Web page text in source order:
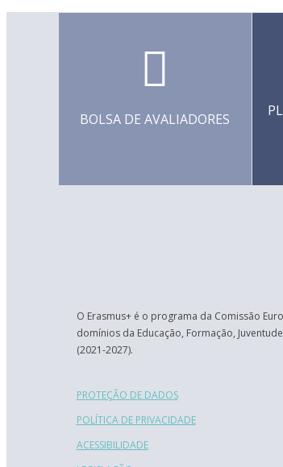
BOLSA DE AVALIADORES
O Erasmus+ é o programa da Comissão
domínios da Educação, Formação,
(2021-2027).
PROTEÇÃO DE DADOS
POLÍTICA DE PRIVACIDADE
ACESSIBILIDADE